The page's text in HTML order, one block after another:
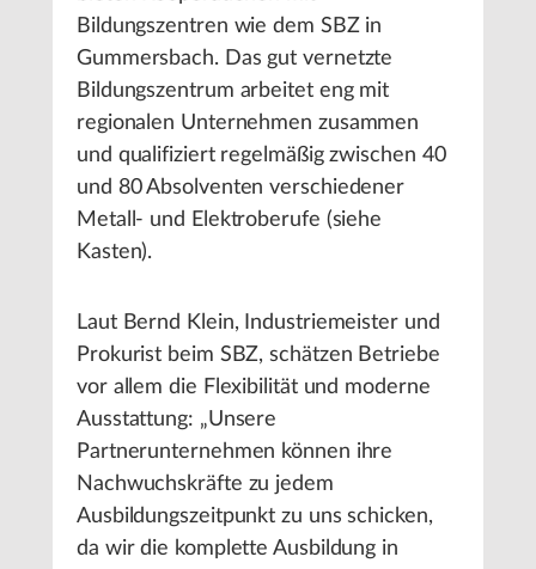
Bildungszentren wie dem SBZ in
Gummersbach. Das gut vernetzte
Bildungszentrum arbeitet eng mit
regionalen Unternehmen zusammen
und qualifiziert regelmäßig zwischen 40
und 80 Absolventen verschiedener
Metall- und Elektroberufe (siehe
Kasten).
Laut Bernd Klein, Industriemeister und
Prokurist beim SBZ, schätzen Betriebe
vor allem die Flexibilität und moderne
Ausstattung: „Unsere
Partnerunternehmen können ihre
Nachwuchskräfte zu jedem
Ausbildungszeitpunkt zu uns schicken,
da wir die komplette Ausbildung in